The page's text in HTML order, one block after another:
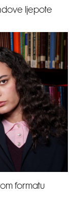
ljepote
formatu